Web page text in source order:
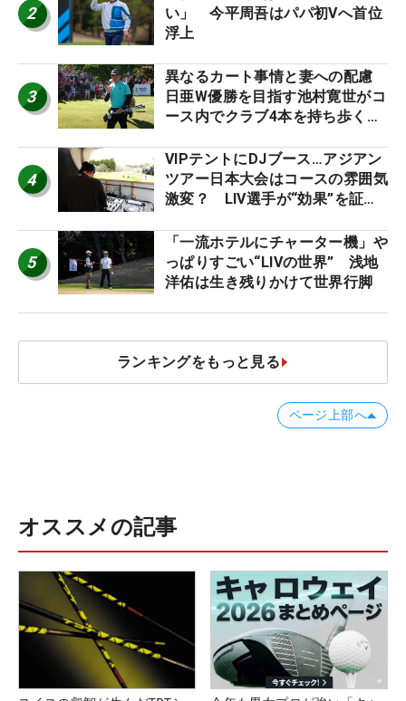
2
い」 今平周吾はパパ初Vへ首位
浮上
3
異なるカート事情と妻への配慮
日亜W優勝を目指す池村寛世がコ
ース内でクラブ4本を持ち歩く理
4
VIPテントにDJブース…アジアン
ツアー日本大会はコースの雰囲気
激変？ LIV選手が“効果”を証言
5
「一流ホテルにチャーター機」や
っぱりすごい“LIVの世界” 浅地
洋佑は生き残りかけて世界行脚
ランキングをもっと見る
ページ上部へ
オススメの記事